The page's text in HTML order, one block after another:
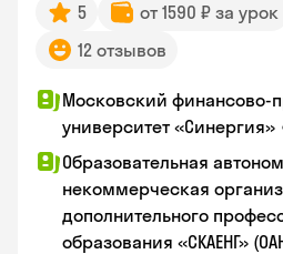
5 от 1590 ₽ за урок
12 отзывов
Московский
университет «Синергия»
Образовательная
некоммерческая
дополнительного
образования «СКАЕНГ»